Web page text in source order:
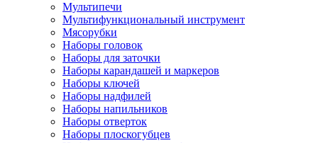
Мультипечи
Мультифункциональный инструмент
Мясорубки
Наборы головок
Наборы для заточки
Наборы карандашей и маркеров
Наборы ключей
Наборы надфилей
Наборы напильников
Наборы отверток
Наборы плоскогубцев